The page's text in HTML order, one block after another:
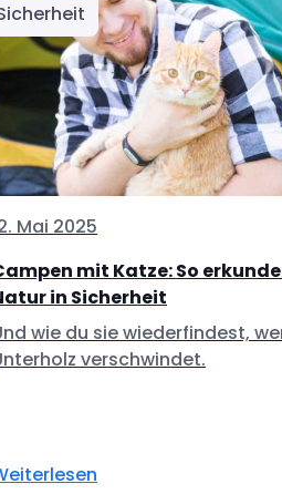
Mai 2025
mit Katze: So
in Sicherheit
wie du sie wiederfindest,
verschwindet.